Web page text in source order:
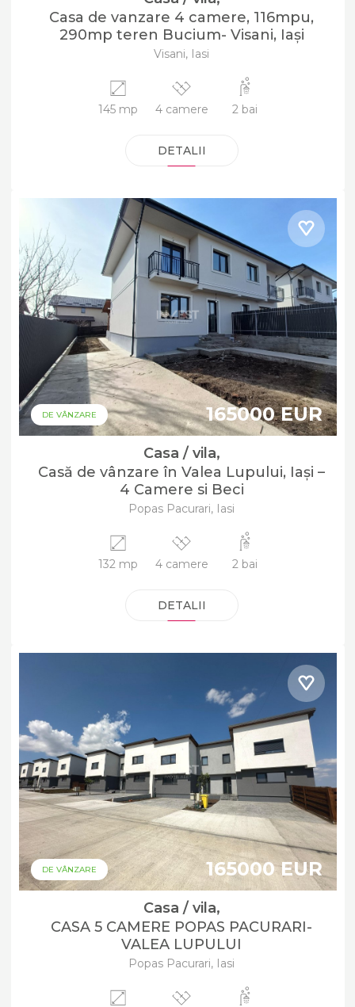
Casa de vanzare 4 camere, 116mpu,
290mp teren Bucium- Visani, Iași
Visani, Iasi
145 mp 4 camere 2 bai
DETALII
DE VÂNZARE 165000 EUR
Casa / vila,
Casă de vânzare în Valea Lupului, Iași –
4 Camere si Beci
Popas Pacurari, Iasi
132 mp 4 camere 2 bai
DETALII
DE VÂNZARE 165000 EUR
Casa / vila,
CASA 5 CAMERE POPAS PACURARI-
VALEA LUPULUI
Popas Pacurari, Iasi